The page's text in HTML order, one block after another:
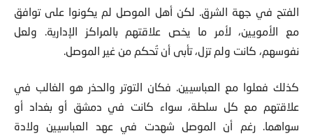
الفتح في جهة الشرق. لكن أهل الموصل لم يكونوا على توافق
مع الأمويين، لأمر ما يخص علاقتهم بالمراكز الإدارية. ولعل
نفوسهم، كانت ولم تزل، تأبى أن تُحكم من غير الموصل.
كذلك فعلوا مع العباسيين. فكان التوتر والحذر هو الغالب في
علاقتهم مع كل سلطة، سواء كانت في دمشق أو بغداد أو
سواهما. رغم أن الموصل شهدت في عهد العباسيين ولادة